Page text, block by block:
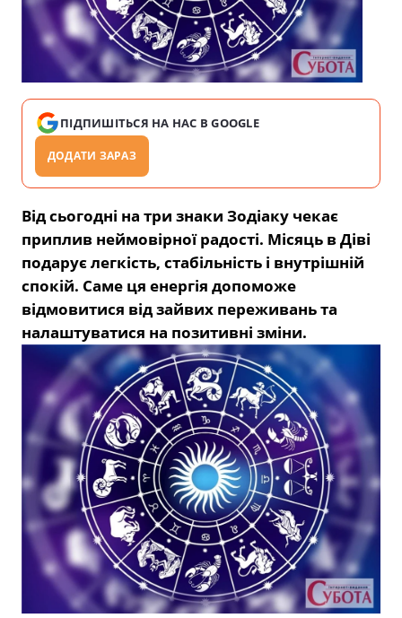
ПІДПИШІТЬСЯ НА НАС В GOOGLE
ДОДАТИ ЗАРАЗ
Від сьогодні на три знаки Зодіаку чекає
приплив неймовірної радості. Місяць в Діві
подарує легкість, стабільність і внутрішній
спокій. Саме ця енергія допоможе
відмовитися від зайвих переживань та
налаштуватися на позитивні зміни.